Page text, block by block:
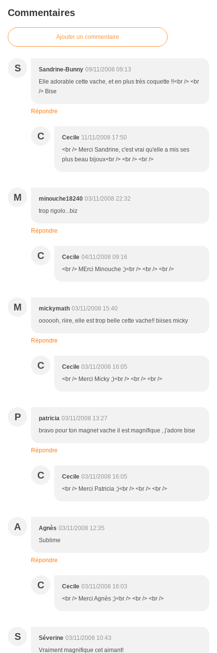
Commentaires
Ajouter un commentaire
S Sandrine-Bunny 09/11/2008 09:13
Elle adorable cette vache, et en plus très coquette !!<br /> <br
/> Bise
Répondre
C Cecile 11/11/2008 17:50
<br /> Merci Sandrine, c'est vrai qu'elle a mis ses
plus beau bijoux<br /> <br /> <br />
M minouche18240 03/11/2008 22:32
trop rigolo...biz
Répondre
C Cecile 04/11/2008 09:16
<br /> MErci Minouche ;)<br /> <br /> <br />
M mickymath 03/11/2008 15:40
oooooh, riire, elle est trop belle cette vache!! biises micky
Répondre
C Cecile 03/11/2008 16:05
<br /> Merci Micky ;)<br /> <br /> <br />
P patricia 03/11/2008 13:27
bravo pour ton magnet vache il est magnifique , j'adore bise
Répondre
C Cecile 03/11/2008 16:05
<br /> Merci Patricia ;)<br /> <br /> <br />
A Agnès 03/11/2008 12:35
Sublime
Répondre
C Cecile 03/11/2008 16:03
<br /> Merci Agnès ;)<br /> <br /> <br />
S Séverine 03/11/2008 10:43
Vraiment magnifique cet aimant!